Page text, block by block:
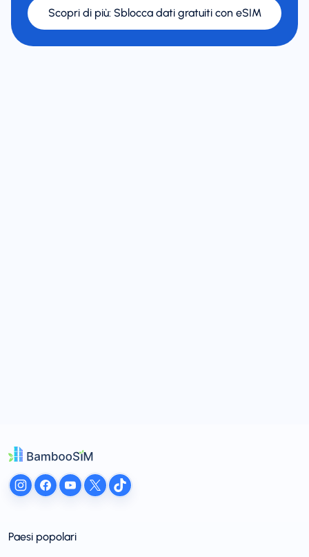
Scopri di più: Sblocca dati gratuiti con eSIM
Paesi popolari